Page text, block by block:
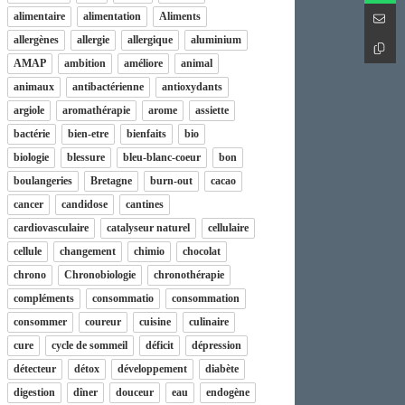
alimentaire alimentation
Aliments
allergènes
allergie allergique
aluminium
AMAP
ambition améliore
animal
animaux
antibactérienne
antioxydants
argiole
aromathérapie arome
assiette
bactérie
bien-etre bienfaits
bio
biologie
blessure bleu-blanc-coeur
bon
boulangeries
Bretagne burn-out
cacao
cancer
candidose
cantines
cardiovasculaire
catalyseur naturel
cellulaire
cellule
changement chimio
chocolat
chrono
Chronobiologie
chronothérapie
compléments
consommatio
consommation
consommer
coureur cuisine
culinaire
cure
cycle de sommeil déficit
dépression
détecteur
détox développement
diabète
digestion
dîner douceur eau endogène